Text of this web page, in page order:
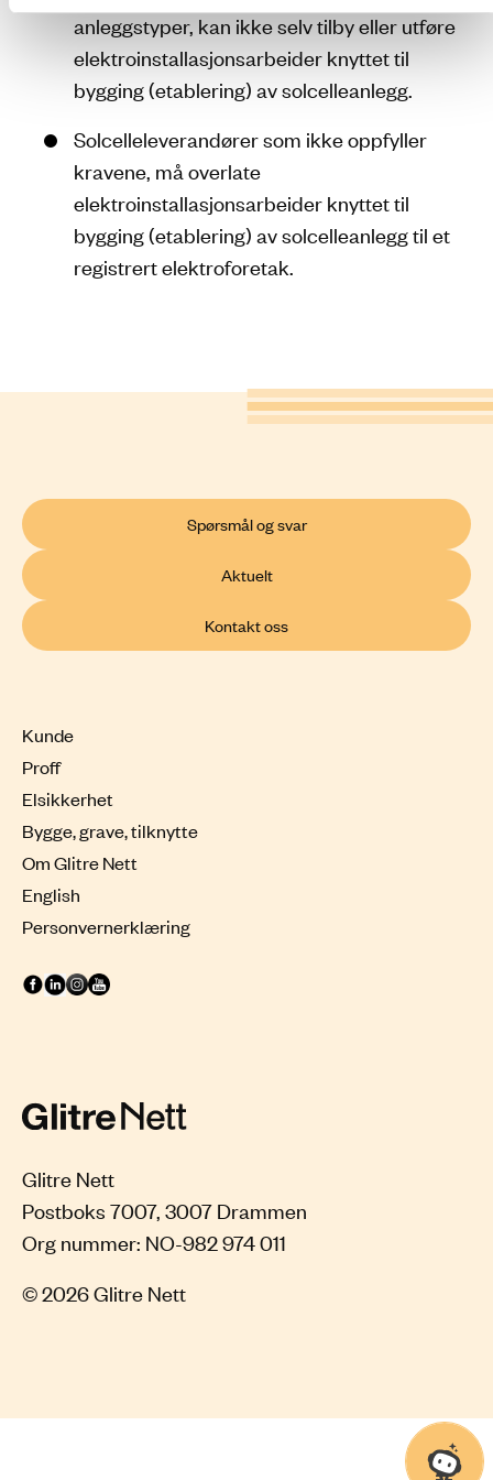
anleggstyper, kan ikke selv tilby eller utføre
elektroinstallasjonsarbeider knyttet til
bygging (etablering) av solcelleanlegg.
Solcelleleverandører som ikke oppfyller
kravene, må overlate
elektroinstallasjonsarbeider knyttet til
bygging (etablering) av solcelleanlegg til et
registrert elektroforetak.
Glitre Nett
Postboks 7007, 3007 Drammen
© 2026 Glitre Nett
Kunde
Proff
Elsikkerhet
Bygge, grave, tilknytte
Om Glitre Nett
English
Personvernerklæring
Spørsmål og svar
Aktuelt
Kontakt oss